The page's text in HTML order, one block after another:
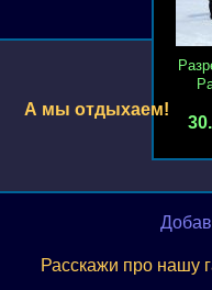
А мы отдыхаем!
Расскажи про нашу